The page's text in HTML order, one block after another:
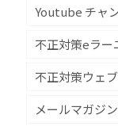
Youtube チャ
不正対策eラ
不正対策ウェ
メールマガジ